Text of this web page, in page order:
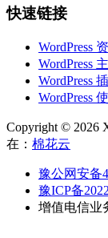
快速链接
WordPress
WordPress
WordPress
WordPress
Copyright © 2026
在： 棉花云
豫公网安备
豫ICP备
增值电信业